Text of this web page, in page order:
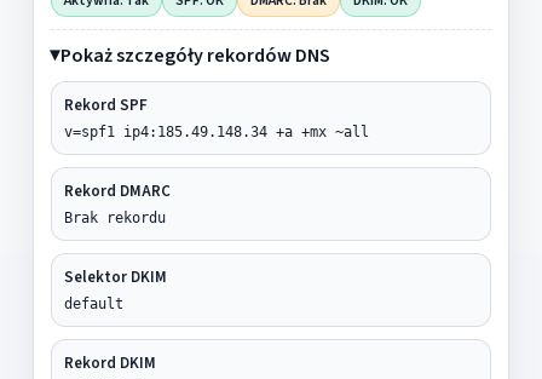
Pokaż szczegóły rekordów DNS
Rekord SPF
v=spf1 ip4:185.49.148.34 +a +mx ~all
Rekord DMARC
Brak rekordu
Selektor DKIM
default
Rekord DKIM